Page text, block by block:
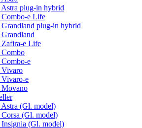
plug-in hybrid
Combo-e Life
plug-in hybrid
Zafira-e Life
e
Vivaro
e
Movano
(Gl. model)
(Gl. model)
(Gl. model)